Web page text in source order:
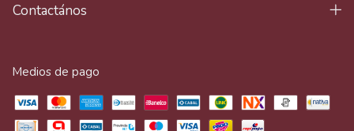
Contactános
Medios de pago